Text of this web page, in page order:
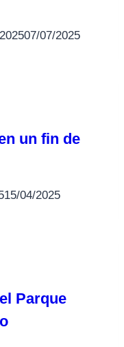
07/07/2025
un fin de
15/04/2025
Parque